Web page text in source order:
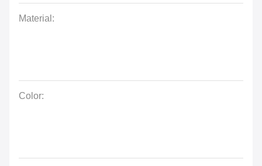
Material:
Color: